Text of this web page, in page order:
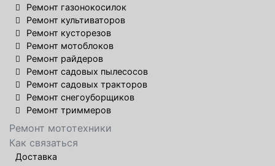
Ремонт газонокосилок
Ремонт культиваторов
Ремонт кусторезов
Ремонт мотоблоков
Ремонт райдеров
Ремонт садовых пылесосов
Ремонт садовых тракторов
Ремонт снегоуборщиков
Ремонт триммеров
Ремонт мототехники
Как связаться
Доставка